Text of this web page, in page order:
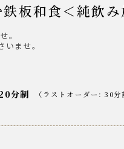
鉄板和食＜純飲み
。
ませ。
分制 （ ラストオーダー: 30分